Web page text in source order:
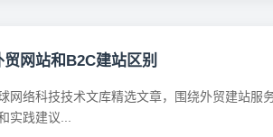
贸网站和B2C建站区别
网络科技技术文库精选文章，围绕外贸建站服
实践建议...